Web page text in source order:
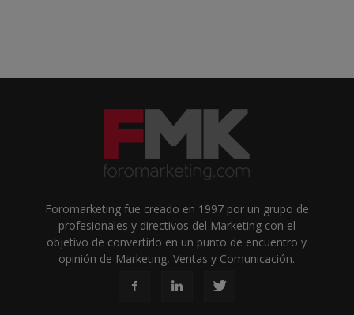
Foromarketing fue creado en 1997 por un grupo de
profesionales y directivos del Marketing con el
objetivo de convertirlo en un punto de encuentro y
opinión de Marketing, Ventas y Comunicación.